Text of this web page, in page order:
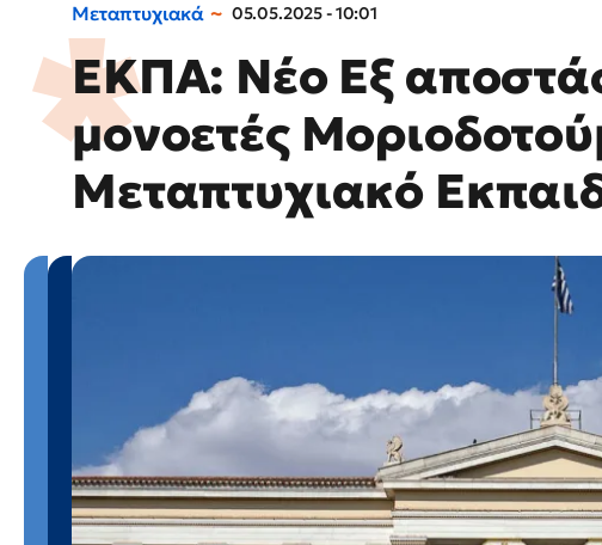
Μεταπτυχιακά 05.05.2025 - 10:01
ΕΚΠΑ: Νέο Εξ
μονοετές
Μεταπτυχιακό